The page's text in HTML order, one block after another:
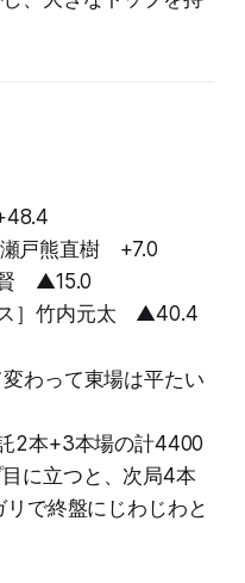
戸熊直樹 +7.0
賢 ▲15.0
ス］竹内元太 ▲40.4
わって東場は平たい
2本+3本場の計4400
に立つと、次局4本
で終盤にじわじわと